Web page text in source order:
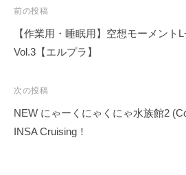
投
稿
ナ
ゲ
ー
シ
前の投稿
【作業用・睡眠用】空想モーメント
Vol.3【エルプラ】
次の投稿
NEW にゃーくにゃくにゃ水族館2
INSA Cruising！